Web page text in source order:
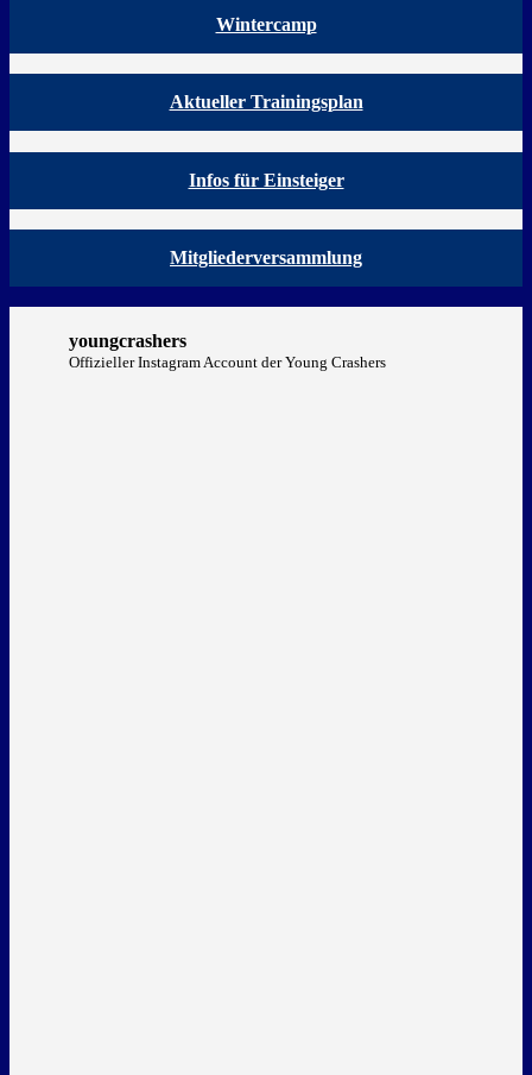
Wintercamp
Aktueller Trainingsplan
Infos für Einsteiger
Mitgliederversammlung
youngcrashers
Offizieller Instagram Account der Young Crashers